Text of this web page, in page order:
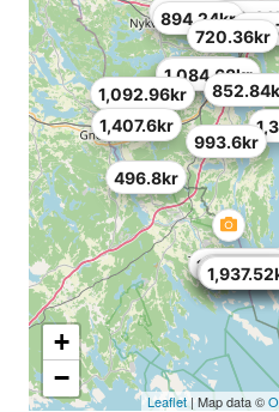
496.8kr
993.6kr
521.64kr
1,440.72kr
720.36kr
1,084.68kr
985.32kr
1,407.6kr
1,092.96kr
894.24kr
993.6kr
+
−
Leaflet| Map data ©